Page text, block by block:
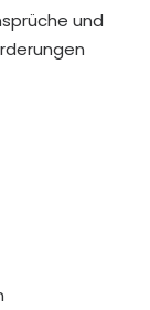
und